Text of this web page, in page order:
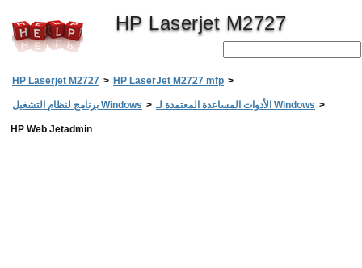
HP Laserjet M2727
HP Laserjet M2727 > HP LaserJet M2727 mfp >
برنامج لنظام التشغيل Windows > الأدوات المساعدة المعتمدة لـ Windows >
HP Web Jetadmin